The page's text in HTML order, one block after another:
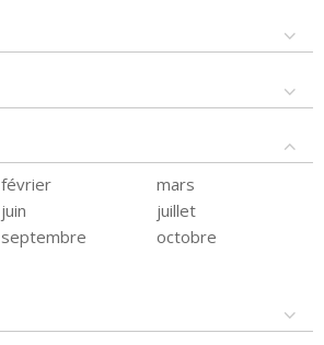
février
mars
juin
juillet
septembre
octobre